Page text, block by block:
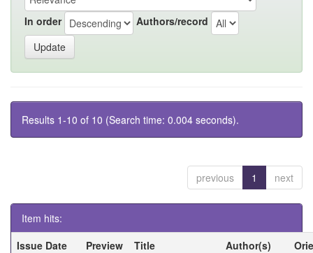
In order Authors/record
Results 1-10 of 10 (Search time: 0.004 seconds).
previous 1 next
Item hits:
Issue Date
Preview Title Author(s)